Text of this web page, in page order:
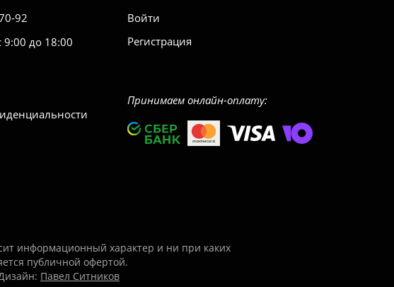
92
9:00 до 18:00
Войти
Регистрация
Принимаем онлайн-оплату:
информационный характер и ни при каких
публичной офертой.
Павел Ситников